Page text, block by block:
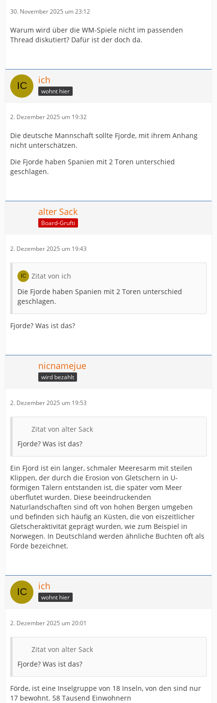
30. November 2025 um 23:12
Warum wird über die WM-Spiele nicht im passenden
Thread diskutiert? Dafür ist der doch da.
ich
wohnt hier
2. Dezember 2025 um 19:32
Die deutsche Mannschaft sollte Fjorde, mit ihrem Anhang
nicht unterschätzen.
Die Fjorde haben Spanien mit 2 Toren unterschied
geschlagen.
alter Sack
Board-Grufti
2. Dezember 2025 um 19:43
Zitat von ich
Die Fjorde haben Spanien mit 2 Toren unterschied
geschlagen.
Fjorde? Was ist das?
nicnamejue
wird bezahlt
2. Dezember 2025 um 19:53
Zitat von alter Sack
Fjorde? Was ist das?
Ein Fjord ist ein langer, schmaler Meeresarm mit steilen
Klippen, der durch die Erosion von Gletschern in U-
förmigen Tälern entstanden ist, die später vom Meer
überflutet wurden. Diese beeindruckenden
Naturlandschaften sind oft von hohen Bergen umgeben
und befinden sich häufig an Küsten, die von eiszeitlicher
Gletscheraktivität geprägt wurden, wie zum Beispiel in
Norwegen. In Deutschland werden ähnliche Buchten oft als
Förde bezeichnet.
ich
wohnt hier
2. Dezember 2025 um 20:01
Zitat von alter Sack
Fjorde? Was ist das?
Förde, ist eine Inselgruppe von 18 Inseln, von den sind nur
17 bewohnt. 58 Tausend Einwohnern